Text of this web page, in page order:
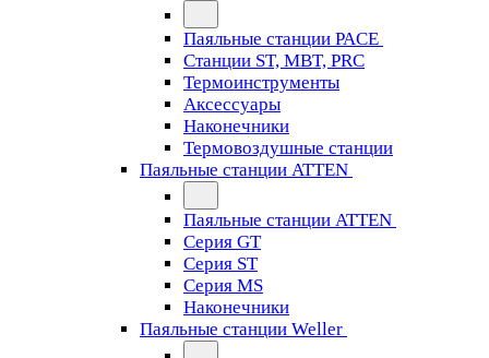
Паяльные станции PACE
Станции ST, MBT, PRC
Термоинструменты
Аксессуары
Наконечники
Термовоздушные станции
Паяльные станции ATTEN
Паяльные станции ATTEN
Серия GT
Серия ST
Серия MS
Наконечники
Паяльные станции Weller